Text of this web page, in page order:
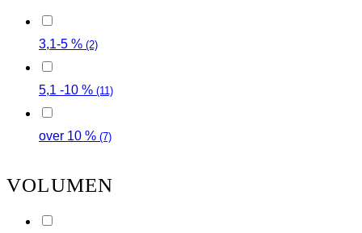
3,1-5 % (2)
5,1 -10 % (11)
over 10 % (7)
VOLUMEN